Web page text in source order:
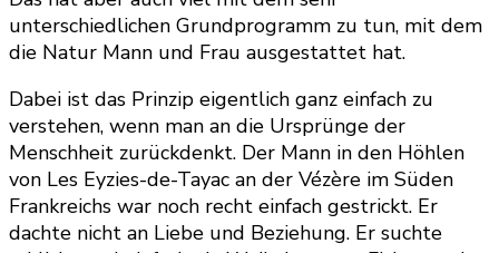
unterschiedlichen Grundprogramm zu tun, mit dem
die Natur Mann und Frau ausgestattet hat.
Dabei ist das Prinzip eigentlich ganz einfach zu
verstehen, wenn man an die Ursprünge der
Menschheit zurückdenkt. Der Mann in den Höhlen
von Les Eyzies-de-Tayac an der Vézère im Süden
Frankreichs war noch recht einfach gestrickt. Er
dachte nicht an Liebe und Beziehung. Er suchte